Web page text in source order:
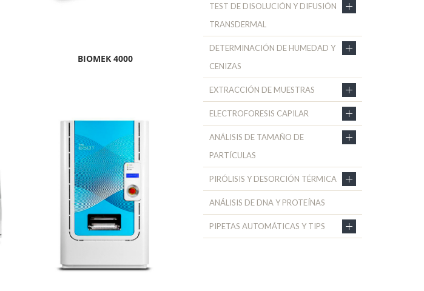
BIOMEK 4000
TEST DE DISOLUCIÓN Y DIFUSIÓN
TRANSDERMAL
DETERMINACIÓN DE HUMEDAD Y
CENIZAS
EXTRACCIÓN DE MUESTRAS
ELECTROFORESIS CAPILAR
ANÁLISIS DE TAMAÑO DE
PARTÍCULAS
PIRÓLISIS Y DESORCIÓN TÉRMICA
ANÁLISIS DE DNA Y PROTEÍNAS
PIPETAS AUTOMÁTICAS Y TIPS